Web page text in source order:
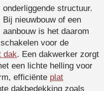
onderliggende structuur.
Bij nieuwbouw of een
aanbouw is het daarom
voor de
dak. Een dakwerker zorgt
een lichte helling voor
efficiënte plat
dakbedekking zoals